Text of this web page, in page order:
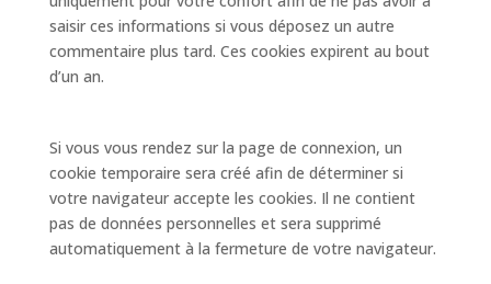
saisir ces informations si vous déposez un autre
commentaire plus tard. Ces cookies expirent au bout
d’un an.
Si vous vous rendez sur la page de connexion, un
cookie temporaire sera créé afin de déterminer si
votre navigateur accepte les cookies. Il ne contient
pas de données personnelles et sera supprimé
automatiquement à la fermeture de votre navigateur.